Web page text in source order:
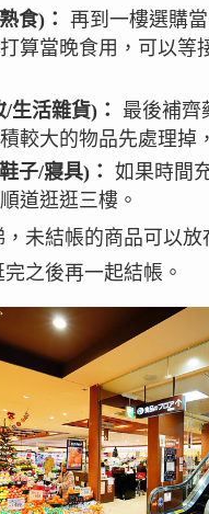
食)： 再到一樓選購
算當晚食用，可以等
生活雜貨)：
最後補齊
較大的物品先處理掉
子/寢具)： 如果時間
道逛逛三樓。
，未結帳的商品可以放
之後再一起結帳。